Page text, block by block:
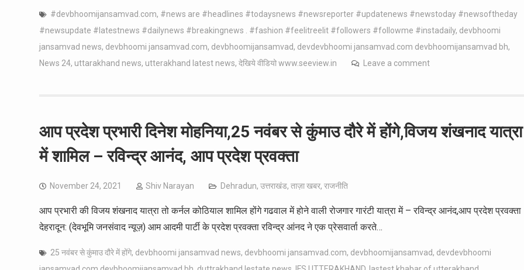
#devbhoomijansamvad.com, #news are #headlines #todaysnews #newsreporter #updatenews #newstoday #newsoftheday
#newsupdate #latestnews #dailynews #breakingnews . #fashion #feelitreelit #followers #followme #instadaily, devbhoomi
jansamvad news, devbhoomi jansamvad.com, devbhoomijansamvad, devdevbhoomi jansamvad.com devbhoomijansamvad bh,
News 24, uttarakhand news, utterakhand latest news, देखिये वीडियो www.seeview.in Leave a comment
आप प्रदेश प्रभारी दिनेश मोहनिया,25 नवंबर से कुंमाउ दौरे में होंगे,विजय शंखनाद यात्रा
में शामिल – रविन्द्र आनंद, आप प्रदेश प्रवक्ता
November 24, 2021 Shiv Narayan Dehradun, उत्तराखंड, ताज़ा खबर, राजनीति
आप प्रभारी की विजय शंखनाद यात्रा तो कर्नल कोठियाल शामिल होंगे गढवाल में होने वाली रोजगार गारंटी यात्रा में – रविन्द्र आनंद,आप प्रदेश प्रवक्ता
देहरादून: (देवभूमि जनसंवाद न्यूज़) आम आदमी पार्टी के प्रदेश प्रवक्ता रविन्द्र आंनद ने एक प्रेसवार्ता करते…
25 नवंबर से कुंमाउ दौरे में होंगे, devbhoomi jansamvad news, devbhoomi jansamvad.com, devbhoomijansamvad, devdevbhoomi